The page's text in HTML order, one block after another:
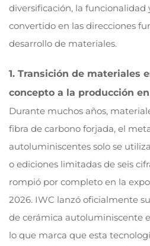
diversificación, la funcionalidad
convertido en las direcciones
desarrollo de materiales.
1. Transición de materiales
concepto a la producción
Durante muchos años,
fibra de carbono forjada, el
autoluminiscentes solo se
o ediciones limitadas de seis
rompió por completo en la
2026. IWC lanzó oficialmente
de cerámica autoluminiscente
lo que marca que esta